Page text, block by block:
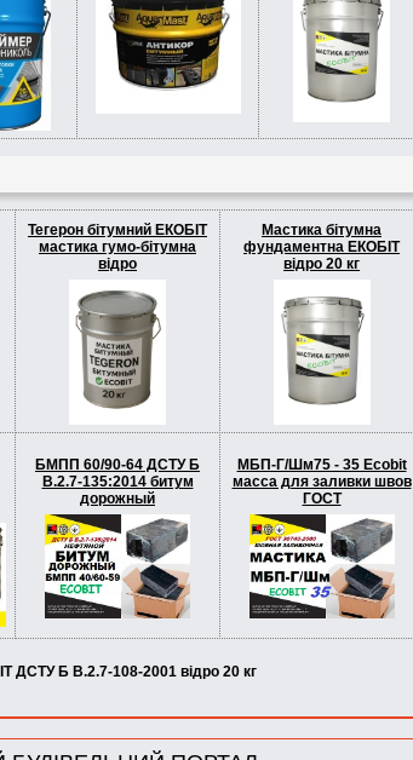
Тегерон бітумний ЕКОБIТ
мастика гумо-бітумна
вiдро
Мастика бітумна
фундаментна ЕКОБІТ
вiдро 20 кг
БМПП 60/90-64 ДСТУ Б
В.2.7-135:2014 битум
дорожный
МБП-Г/Шм75 - 35 Ecobit
масса для заливки швов
ГОСТ
ДСТУ Б В.2.7-108-2001 вiдро 20 кг